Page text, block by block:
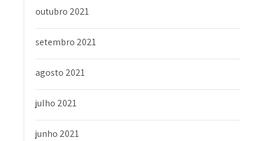
outubro 2021
setembro 2021
agosto 2021
julho 2021
junho 2021